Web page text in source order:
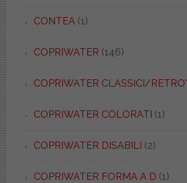
CONTEA (1)
COPRIWATER (146)
COPRIWATER CLASSICI/RETRO'
COPRIWATER COLORATI (1)
COPRIWATER DISABILI (2)
COPRIWATER FORMA A D (1)